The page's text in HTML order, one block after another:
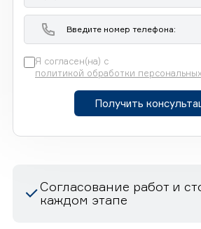
Я согласен(на) с
политикой обработки
Получить
Согласование работ и
каждом этапе